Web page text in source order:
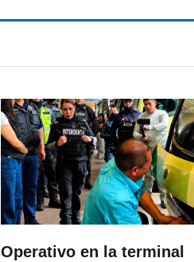
Operativo en la terminal